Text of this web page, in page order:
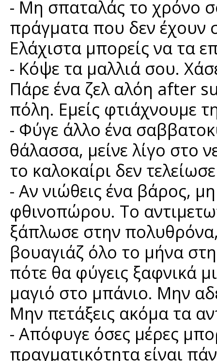
- Μη σπαταλάς το χρόνο
πράγματα που δεν έχουν
Ελάχιστα μπορείς να τα
- Κόψε τα μαλλιά σου.
Πάρε ένα ζελ αλόη after
πόλη. Εμείς φτιάχνουμε
- Φύγε άλλο ένα
θάλασσα, μείνε λίγο στο
το καλοκαίρι δεν
- Αν νιώθεις ένα βάρος,
φθινοπώρου. Το
ξάπλωσε στην
βουαγιάζ όλο το μήνα
πότε θα φύγεις ξαφνικά
μαγιό στο μπάνιο. Μην
Μην πετάξεις ακόμα τα
- Απόφυγε όσες μέρες
πραγματικότητα είναι